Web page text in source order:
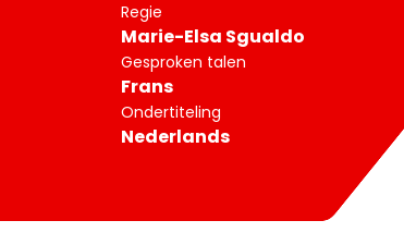
Regie
Marie-Elsa Sgualdo
Gesproken talen
Frans
Ondertiteling
Nederlands